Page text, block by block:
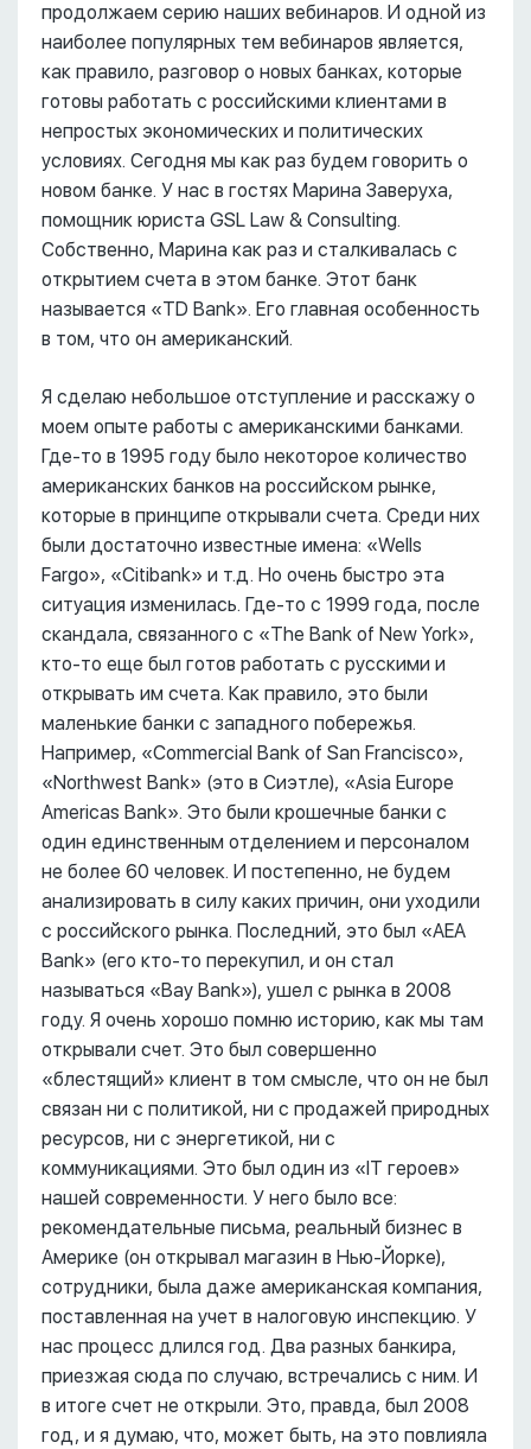
продолжаем серию наших вебинаров. И одной из
наиболее популярных тем вебинаров является,
как правило, разговор о новых банках, которые
готовы работать с российскими клиентами в
непростых экономических и политических
условиях. Сегодня мы как раз будем говорить о
новом банке. У нас в гостях Марина Заверуха,
помощник юриста GSL Law & Consulting.
Собственно, Марина как раз и сталкивалась с
открытием счета в этом банке. Этот банк
называется «TD Bank». Его главная особенность
в том, что он американский.
Я сделаю небольшое отступление и расскажу о
моем опыте работы с американскими банками.
Где-то в 1995 году было некоторое количество
американских банков на российском рынке,
которые в принципе открывали счета. Среди них
были достаточно известные имена: «Wells
Fargo», «Citibank» и т.д. Но очень быстро эта
ситуация изменилась. Где-то с 1999 года, после
скандала, связанного с «The Bank of New York»,
кто-то еще был готов работать с русскими и
открывать им счета. Как правило, это были
маленькие банки с западного побережья.
Например, «Commercial Bank of San Francisco»,
«Northwest Bank» (это в Сиэтле), «Asia Europe
Americas Bank». Это были крошечные банки с
один единственным отделением и персоналом
не более 60 человек. И постепенно, не будем
анализировать в силу каких причин, они уходили
с российского рынка. Последний, это был «AEA
Bank» (его кто-то перекупил, и он стал
называться «Bay Bank»), ушел с рынка в 2008
году. Я очень хорошо помню историю, как мы там
открывали счет. Это был совершенно
«блестящий» клиент в том смысле, что он не был
связан ни с политикой, ни с продажей природных
ресурсов, ни с энергетикой, ни с
коммуникациями. Это был один из «IT героев»
нашей современности. У него было все:
рекомендательные письма, реальный бизнес в
Америке (он открывал магазин в Нью-Йорке),
сотрудники, была даже американская компания,
поставленная на учет в налоговую инспекцию. У
нас процесс длился год. Два разных банкира,
приезжая сюда по случаю, встречались с ним. И
в итоге счет не открыли. Это, правда, был 2008
год, и я думаю, что, может быть, на это повлияла